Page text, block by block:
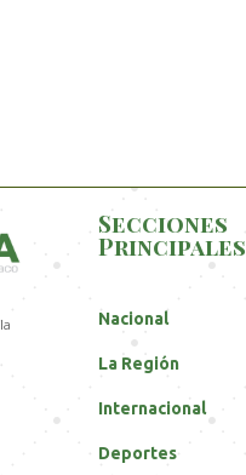
Secciones
Principales
Nacional
La Región
Internacional
Deportes